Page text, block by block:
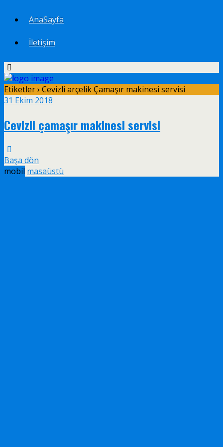
AnaSayfa
İletişim
Etiketler › Cevizli arçelik Çamaşır makinesi servisi
31 Ekim 2018
Cevizli çamaşır makinesi servisi
Başa dön
mobil masaüstü